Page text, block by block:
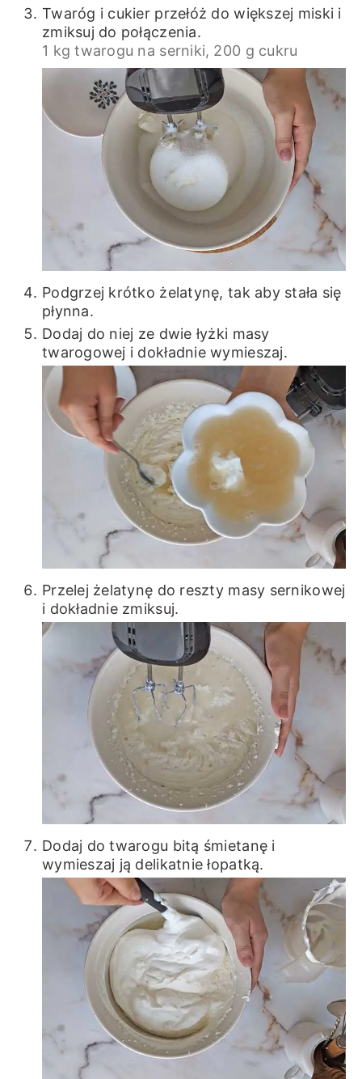
Twaróg i cukier przełóż do większej miski i
zmiksuj do połączenia.
1 kg twarogu na serniki, 200 g cukru
Podgrzej krótko żelatynę, tak aby stała się
płynna.
Dodaj do niej ze dwie łyżki masy
twarogowej i dokładnie wymieszaj.
Przelej żelatynę do reszty masy sernikowej
i dokładnie zmiksuj.
Dodaj do twarogu bitą śmietanę i
wymieszaj ją delikatnie łopatką.